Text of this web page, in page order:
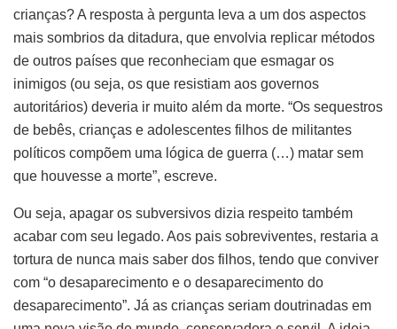
crianças? A resposta à pergunta leva a um dos aspectos
mais sombrios da ditadura, que envolvia replicar métodos
de outros países que reconheciam que esmagar os
inimigos (ou seja, os que resistiam aos governos
autoritários) deveria ir muito além da morte. “Os sequestros
de bebês, crianças e adolescentes filhos de militantes
políticos compõem uma lógica de guerra (…) matar sem
que houvesse a morte”, escreve.
Ou seja, apagar os subversivos dizia respeito também
acabar com seu legado. Aos pais sobreviventes, restaria a
tortura de nunca mais saber dos filhos, tendo que conviver
com “o desaparecimento e o desaparecimento do
desaparecimento”. Já as crianças seriam doutrinadas em